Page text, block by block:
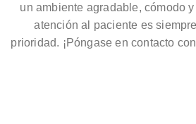
un ambiente agradable, cómodo
atención al paciente es
prioridad. ¡Póngase en contacto